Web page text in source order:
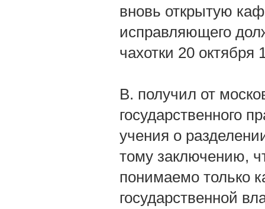
вновь открытую
исправляющего
чахотки 20 октября
В. получил от
государственного
учения о
тому заключению,
понимаемо только
государственной